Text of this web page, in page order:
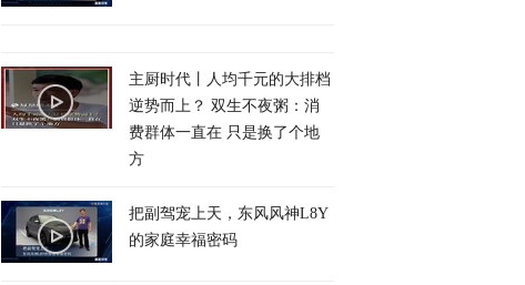
主厨时代丨人均千元的大排档
逆势而上？ 双生不夜粥：消
费群体一直在 只是换了个地
方
把副驾宠上天，东风风神L8Y
的家庭幸福密码